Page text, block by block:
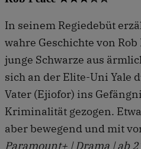
In seinem Regiedebüt
wahre Geschichte von Rob
junge Schwarze aus
sich an der Elite-Uni Yale
Vater (Ejiofor) ins
Kriminalität gezogen.
aber bewegend und mit
Paramount+ | Drama | ab